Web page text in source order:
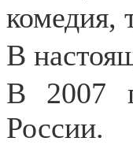
комедия,
В
В 2007
России.